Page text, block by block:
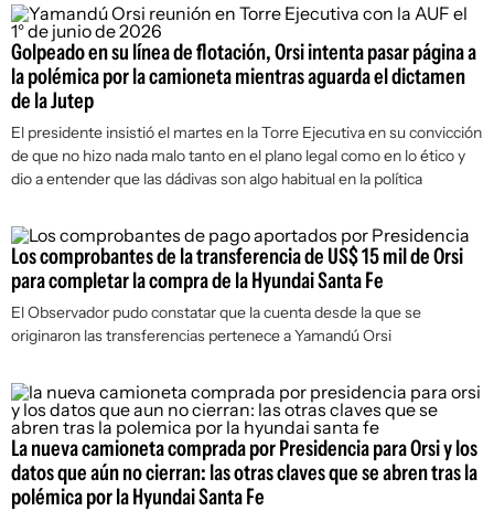
Golpeado en su línea de flotación, Orsi intenta pasar página a
la polémica por la camioneta mientras aguarda el dictamen
de la Jutep
El presidente insistió el martes en la Torre Ejecutiva en su convicción
de que no hizo nada malo tanto en el plano legal como en lo ético y
dio a entender que las dádivas son algo habitual en la política
Los comprobantes de la transferencia de US$ 15 mil de Orsi
para completar la compra de la Hyundai Santa Fe
El Observador pudo constatar que la cuenta desde la que se
originaron las transferencias pertenece a Yamandú Orsi
La nueva camioneta comprada por Presidencia para Orsi y los
datos que aún no cierran: las otras claves que se abren tras la
polémica por la Hyundai Santa Fe